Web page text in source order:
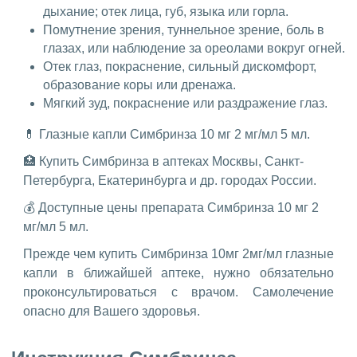
дыхание; отек лица, губ, языка или горла.
Помутнение зрения, туннельное зрение, боль в
глазах, или наблюдение за ореолами вокруг огней.
Отек глаз, покраснение, сильный дискомфорт,
образование коры или дренажа.
Мягкий зуд, покраснение или раздражение глаз.
💊 Глазные капли Симбринза 10 мг 2 мг/мл 5 мл.
🏥 Купить Симбринза в аптеках Москвы, Санкт-
Петербурга, Екатеринбурга и др. городах России.
💰 Доступные цены препарата Симбринза 10 мг 2
мг/мл 5 мл.
Прежде чем купить Симбринза 10мг 2мг/мл глазные
капли в ближайшей аптеке, нужно обязательно
проконсультироваться с врачом. Самолечение
опасно для Вашего здоровья.